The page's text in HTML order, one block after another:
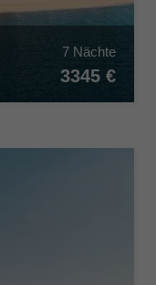
7 Nächte
3345 €